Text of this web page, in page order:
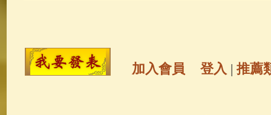
高僧故事 (141) 放生護生 (133)
加入會員 登入 | 推薦